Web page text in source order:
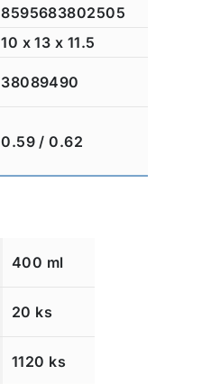
8595683802505
10 x 13 x 11.5
38089490
0.59 / 0.62
400 ml
20 ks
1120 ks